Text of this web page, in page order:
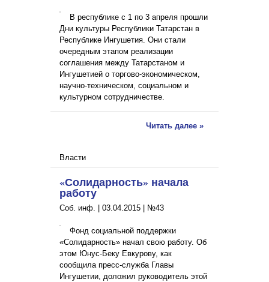
В республике с 1 по 3 апреля прошли
Дни культуры Республики Татарстан в
Республике Ингушетия. Они стали
очередным этапом реализации
соглашения между Татарстаном и
Ингушетией о торгово-экономическом,
научно-техническом, социальном и
культурном сотрудничестве.
Читать далее »
Власти
«Солидарность» начала
работу
Соб. инф. | 03.04.2015 №43
Фонд социальной поддержки
«Солидарность» начал свою работу. Об
этом Юнус-Беку Евкурову, как
сообщила пресс-служба Главы
Ингушетии, доложил руководитель этой